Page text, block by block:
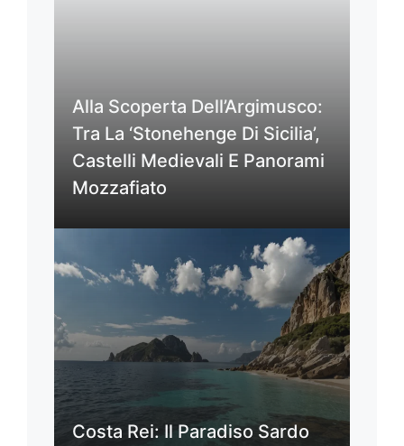
Alla Scoperta Dell’Argimusco:
Tra La ‘Stonehenge Di Sicilia’,
Castelli Medievali E Panorami
Mozzafiato
Costa Rei: Il Paradiso Sardo